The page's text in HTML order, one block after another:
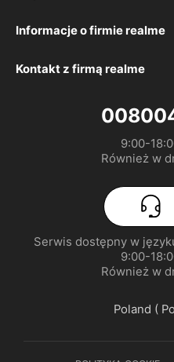
realme 16 Pro+ 5G
realme 16 Pro 5G
realme GT 8 Pro
Często zadawane pytania
Rozwiązywanie problemów
Informacje o firmie realme
Nasza marka
Polityka gwarancyjna
realme a unijny akt w
Kontakt z firmą realme
9:00-
Również w
Serwis dostępny w
9:00-
Również w
Poland (